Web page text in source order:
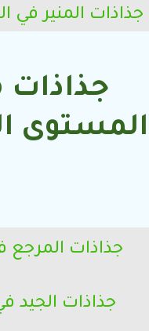
جذاذات المنير في
جذاذات
المستوى
جذاذات المرجع
جذاذات الجيد